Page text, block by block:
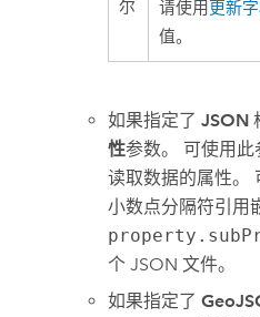
尔
请使用 更新
值。
如果指定了JSON
性参数。 可使用
读取数据的属性。
小数点分隔符引用
个 JSON 文件。
如果指定了